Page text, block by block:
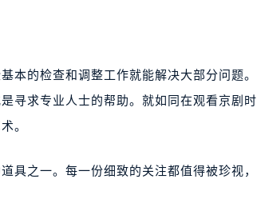
本的检查和调整工作就能解决大部分问题。
寻求专业人士的帮助。就如同在观看京剧时
。
具之一。每一份细致的关注都值得被珍视，